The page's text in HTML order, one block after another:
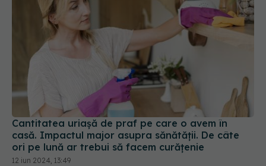
Cantitatea uriașă de praf pe care o avem în
casă. Impactul major asupra sănătății. De câte
ori pe lună ar trebui să facem curățenie
12 iun 2024, 13:49